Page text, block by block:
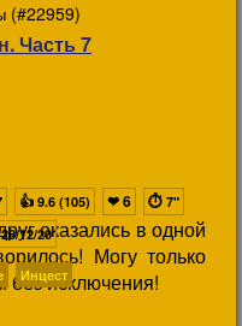
(#22959)
Часть 7
оказались в одной
Могу только
без исключения!
👍 9.6 (105) ❤6 ⏱ 7"
12/20
Инцест